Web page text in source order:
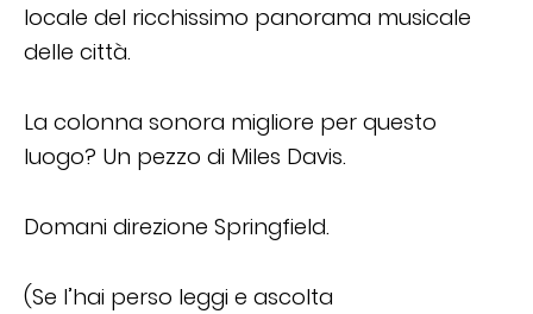
locale del ricchissimo panorama musicale
delle città.
La colonna sonora migliore per questo
luogo? Un pezzo di Miles Davis.
Domani direzione Springfield.
(Se l’hai perso leggi e ascolta